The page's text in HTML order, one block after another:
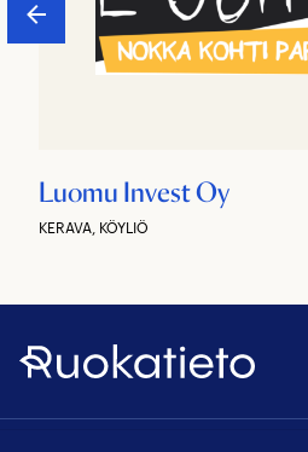
Luomu Invest Oy
KERAVA, KÖYLIÖ
Ruokatieto